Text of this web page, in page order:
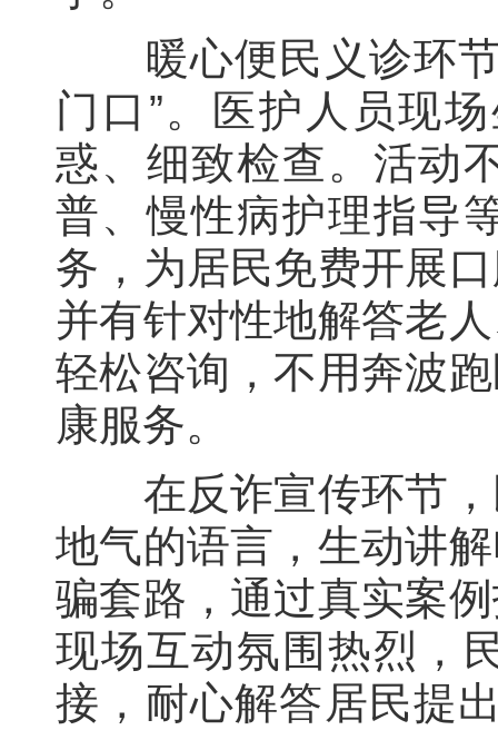
暖心便民义诊环节
门口”。医护人员现
惑、细致检查。活动
普、慢性病护理指导
务，为居民免费开展
并有针对性地解答老
轻松咨询，不用奔波
康服务。
在反诈宣传环节，
地气的语言，生动讲
骗套路，通过真实案
现场互动氛围热烈，
接，耐心解答居民提